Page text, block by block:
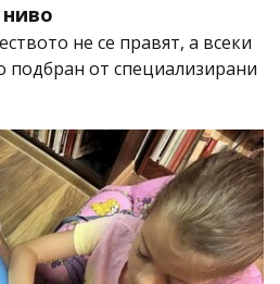
не се правят, а всеки
подбран от специализирани